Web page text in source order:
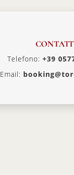
Telefono: +39
Email: